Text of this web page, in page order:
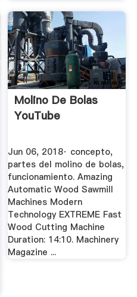
Molino De Bolas
YouTube
Jun 06, 2018· concepto,
partes del molino de bolas,
funcionamiento. Amazing
Automatic Wood Sawmill
Machines Modern
Technology EXTREME Fast
Wood Cutting Machine
Duration: 14:10. Machinery
Magazine ...